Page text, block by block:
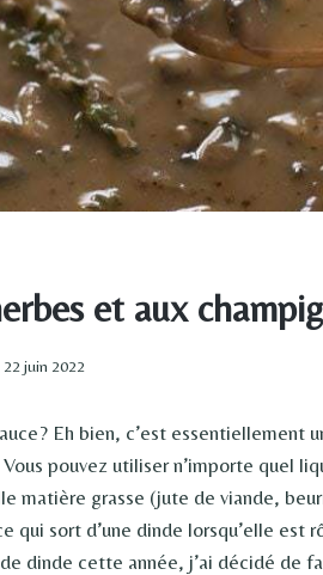
et aux
22 juin 2022
Eh bien, c’est essentiellement
pouvez utiliser n’importe quel
matière grasse (jute de viande,
qui sort d’une dinde lorsqu’elle est
dinde cette année, j’ai décidé de